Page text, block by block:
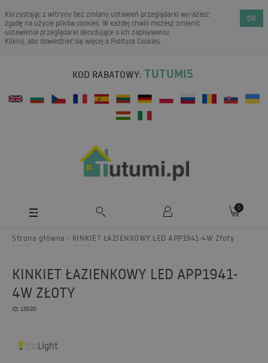
Korzystając z witryny bez zmiany ustawień przeglądarki wyrażasz
zgodę na użycie plików cookies. W każdej chwili możesz zmienić
ustawienia przeglądarki decydujące o ich zapisywaniu.
Kliknij, aby dowiedzieć się więcej o Polityce Cookies.
OK
KOD RABATOWY: TUTUMI5
0
Strona główna KINKIET ŁAZIENKOWY LED APP1941-4W Złoty
KINKIET ŁAZIENKOWY LED APP1941-
4W ZŁOTY
ID: 13020